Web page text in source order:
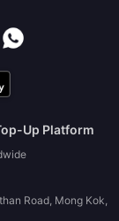
Up Platform
Road, Mong Kok,